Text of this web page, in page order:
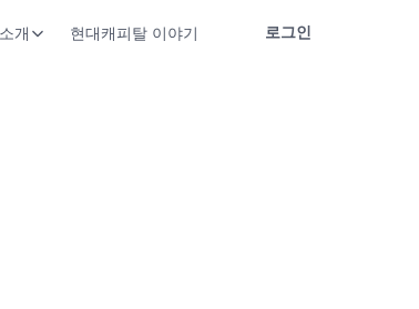
개 현대캐피탈 이야기 로그인